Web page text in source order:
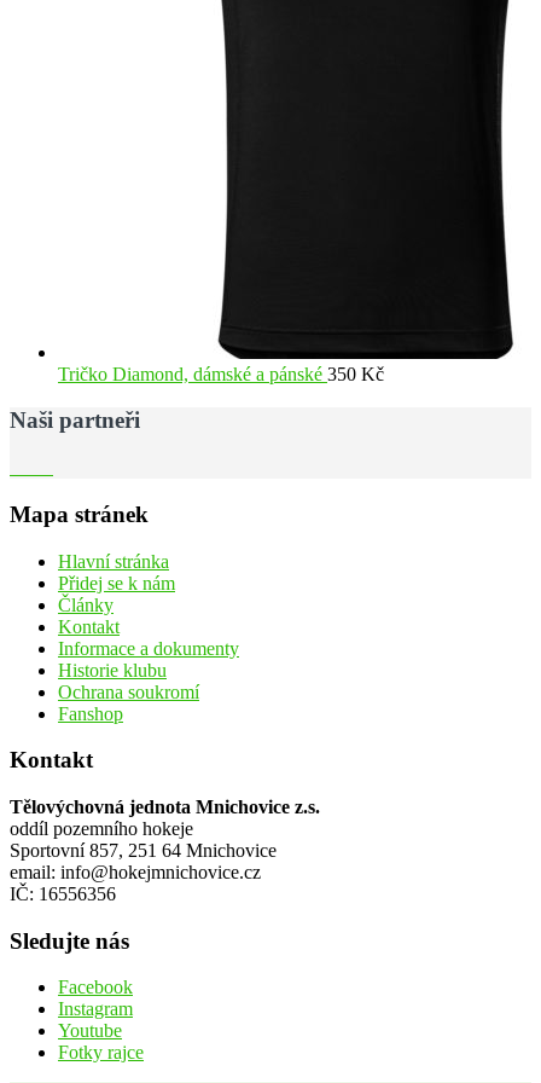
Tričko Diamond, dámské a pánské 350 Kč
Naši partneři
Mapa stránek
Hlavní stránka
Přidej se k nám
Články
Kontakt
Informace a dokumenty
Historie klubu
Ochrana soukromí
Fanshop
Kontakt
Tělovýchovná jednota Mnichovice z.s.
oddíl pozemního hokeje
Sportovní 857, 251 64 Mnichovice
email: info@hokejmnichovice.cz
IČ: 16556356
Sledujte nás
Facebook
Instagram
Youtube
Fotky rajce